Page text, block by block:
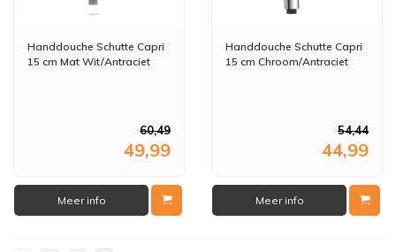
Handdouche Schutte Capri
15 cm Mat Wit/Antraciet
60,49
49,99
Meer info
Handdouche Schutte Capri
15 cm Chroom/Antraciet
54,44
44,99
Meer info